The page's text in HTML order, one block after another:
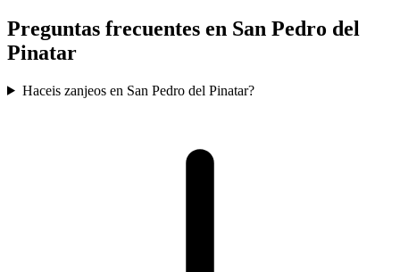
Preguntas frecuentes en San Pedro del
Pinatar
Haceis zanjeos en San Pedro del Pinatar?